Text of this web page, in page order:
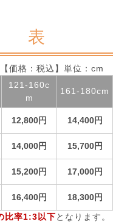
表
【価格：税込】単位：cm
121-160c
m
161-180cm
12,800円 14,400円
14,000円 15,700円
15,200円 17,000円
16,400円
18,300円
比率1:3以下となります。